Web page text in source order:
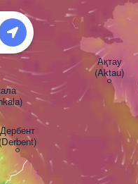
Ақтау
(Aktau)
Дербент
(Derbent)